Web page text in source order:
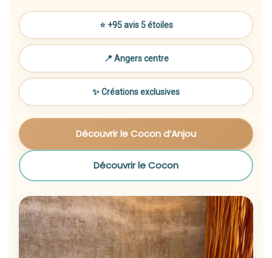
⭐ +95 avis 5 étoiles
📍 Angers centre
✨ Créations exclusives
Découvrir le Cocon d’Anjou
Découvrir le Cocon